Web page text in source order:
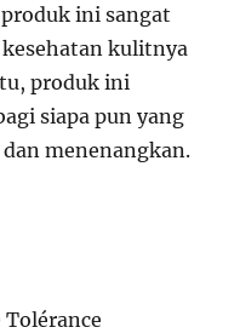
ini sangat
kulitnya
produk ini
siapa pun yang
menenangkan.
Tolérance